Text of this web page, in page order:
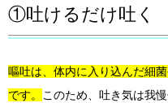
①吐けるだけ吐く
嘔吐は、体内に入り込んだ細
です。
このため、吐き気は我